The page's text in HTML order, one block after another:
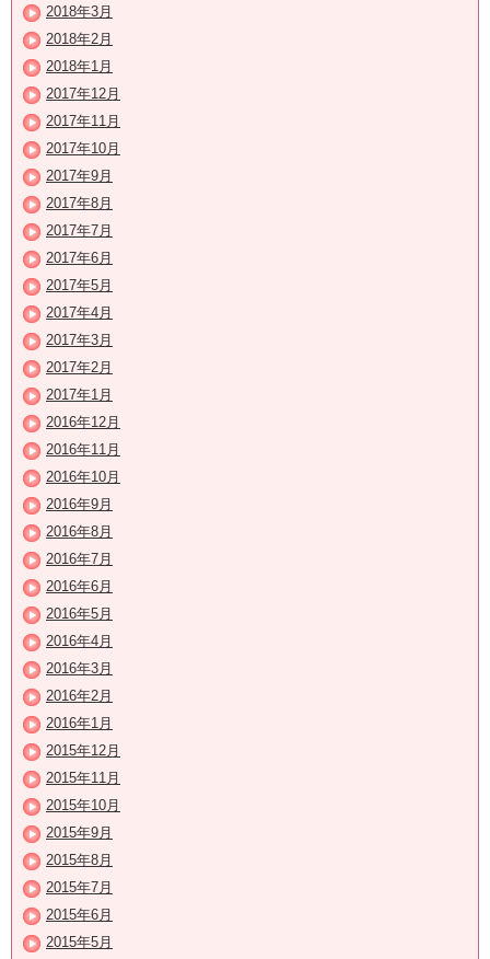
2018年3月
2018年2月
2018年1月
2017年12月
2017年11月
2017年10月
2017年9月
2017年8月
2017年7月
2017年6月
2017年5月
2017年4月
2017年3月
2017年2月
2017年1月
2016年12月
2016年11月
2016年10月
2016年9月
2016年8月
2016年7月
2016年6月
2016年5月
2016年4月
2016年3月
2016年2月
2016年1月
2015年12月
2015年11月
2015年10月
2015年9月
2015年8月
2015年7月
2015年6月
2015年5月